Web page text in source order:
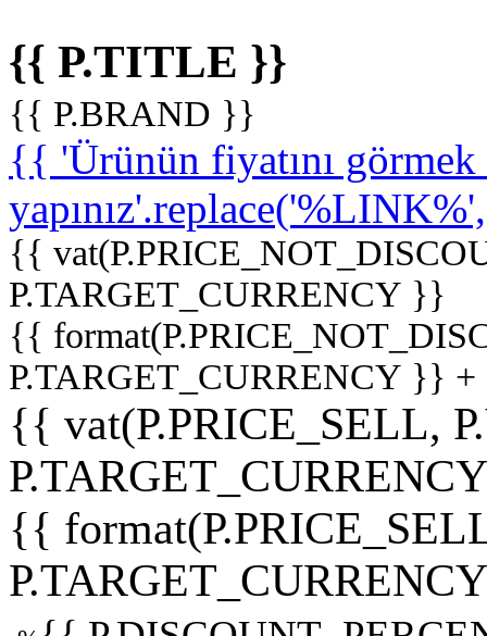
{{ P.TITLE }}
{{ P.BRAND }}
{{ 'Ürünün fiyatını
{{
P.TARGET_CURRENCY }}
{{
P.TARGET_CURRENCY }}
{{ vat(P.PRICE_SELL,
{{